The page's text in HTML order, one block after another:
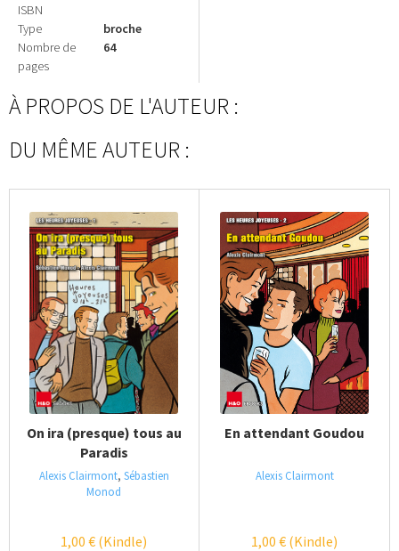
ISBN
Type
Nombre de
pages
broche
64
À PROPOS DE L'AUTEUR :
DU MÊME AUTEUR :
On ira (presque) tous au
Paradis
Alexis Clairmont, Sébastien
Monod
1,00€ (Kindle)
En attendant Goudou
Alexis Clairmont
1,00€ (Kindle)